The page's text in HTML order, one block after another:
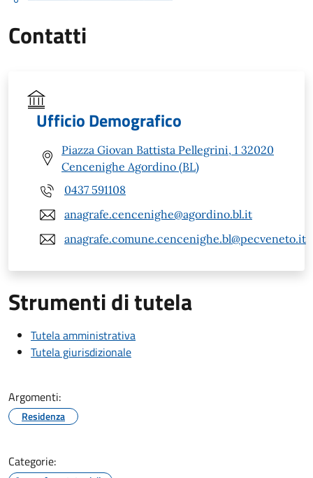
Contatti
Ufficio Demografico
Piazza Giovan Battista Pellegrini, 1 32020
Cencenighe Agordino (BL)
0437 591108
anagrafe.cencenighe@agordino.bl.it
anagrafe.comune.cencenighe.bl@pecveneto.it
Strumenti di tutela
Tutela amministrativa
Tutela giurisdizionale
Argomenti:
Residenza
Categorie: